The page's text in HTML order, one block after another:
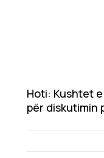
Hoti: Kushtet
për diskutimin